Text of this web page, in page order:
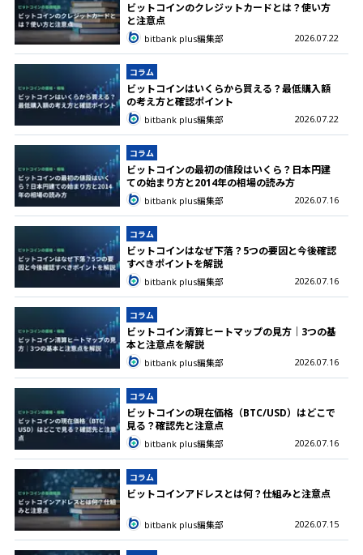
ビットコインのクレジットカードとは？使い方
と注意点
bitbank plus編集部 2026.07.22
コラム
ビットコインはいくらから買える？最低購入額
の考え方と確認ポイント
bitbank plus編集部 2026.07.22
コラム
ビットコインの最初の値段はいくら？日本円建
ての始まり方と2014年の相場の読み方
bitbank plus編集部 2026.07.16
コラム
ビットコインはなぜ下落？5つの要因と今後確認
すべきポイントを解説
bitbank plus編集部 2026.07.16
コラム
ビットコイン清算ヒートマップの見方｜3つの基
本と注意点を解説
bitbank plus編集部 2026.07.16
コラム
ビットコインの現在価格（BTC/USD）はどこで
見る？確認先と注意点
bitbank plus編集部 2026.07.16
コラム
ビットコインアドレスとは何？仕組みと注意点
bitbank plus編集部 2026.07.15